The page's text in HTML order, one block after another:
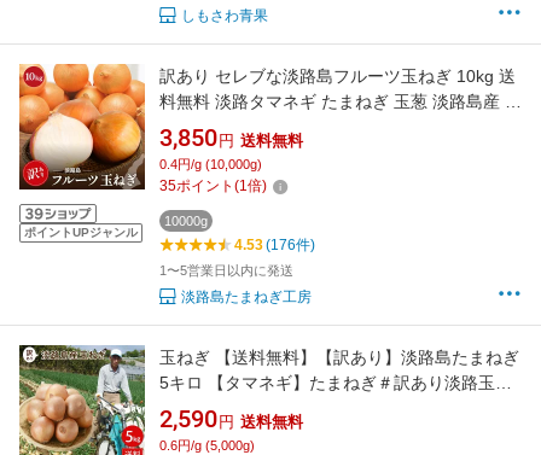
しもさわ青果
ポイントUPジャンル
訳あり セレブな淡路島フルーツ玉ねぎ 10kg 送
料無料 淡路タマネギ たまねぎ 玉葱 淡路島産 食
品 グルメ 人気 大容量 まとめ買い みじん切り
お取り寄せ 野菜 全国 ご当地 ふるさと 価格
wake 20260801
3,850 円 送料無料
0.4円/g (10,000g)
35ポイント (1倍)
10000g
4.53(176件)
1〜5営業日以内に発送
淡路島たまねぎ工房
玉ねぎ 【送料無料】【訳あり】淡路島たまねぎ
5キロ 【タマネギ】たまねぎ＃訳あり淡路玉ね
ぎ5K＃ 「淡路島産たまねぎ」 淡路島 玉ねぎ 玉
葱 タマネギ たまねぎ たまねぎ葱 玉ねぎ
2,590 円 送料無料
0.6円/g (5,000g)